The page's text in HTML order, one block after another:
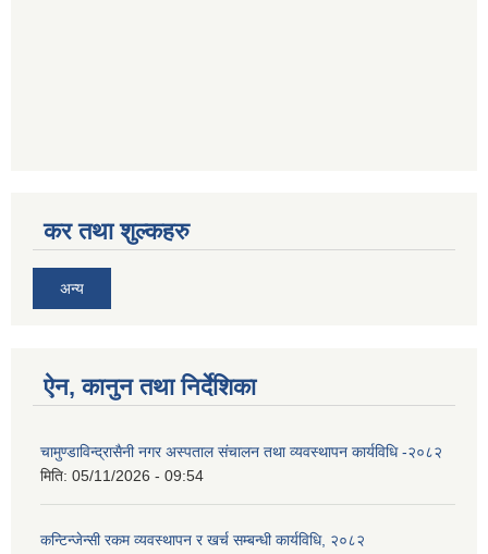
कर तथा शुल्कहरु
अन्य
ऐन, कानुन तथा निर्देशिका
चामुण्डाविन्द्रासैनी नगर अस्पताल संचालन तथा व्यवस्थापन कार्यविधि -२०८२
मिति: 05/11/2026 - 09:54
कन्टिन्जेन्सी रकम व्यवस्थापन र खर्च सम्बन्धी कार्यविधि, २०८२